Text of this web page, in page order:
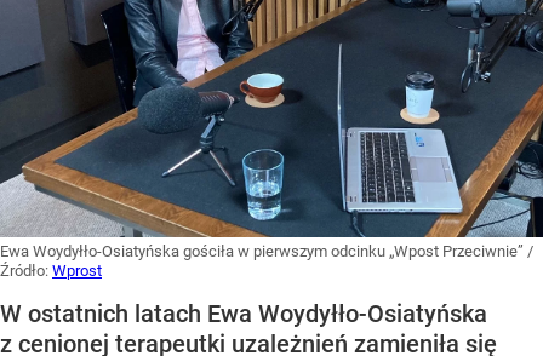
Ewa Woydyłło-Osiatyńska gościła w pierwszym odcinku „Wpost Przeciwnie” /
Źródło: Wprost
W ostatnich latach Ewa Woydyłło-Osiatyńska
z cenionej terapeutki uzależnień zamieniła się